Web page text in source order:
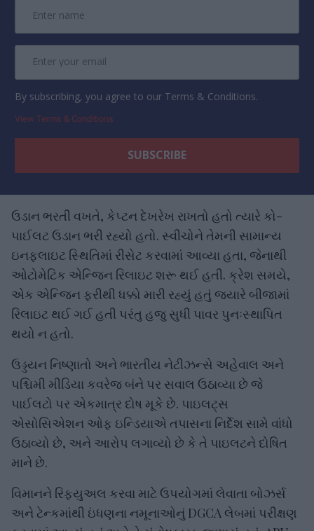
By subscribing, you agree to our Terms & Conditions.
View Terms & Conditions
ઉડાન ભરતી વખતે, કેપ્ટન દેખરેખ રાખતો હતો ત્યારે કો-
પાઈલટ ઉડાન ભરી રહ્યો હતો. સ્વીચોને તેમની સામાન્ય
ઇનફ્લાઇટ સ્થિતિમાં રીસેટ કરવામાં આવ્યા હતા, જેનાથી
ઓટોમેટિક એન્જિન રિલાઇટ શરૂ થઈ હતી. ક્રેશ સમયે,
એક એન્જિન ફરીથી ધક્કો મારી રહ્યું હતું જ્યારે બીજામાં
રિલાઇટ થઈ ગઈ હતી પરંતુ હજુ સુધી પાવર પુનઃસ્થાપિત
થયો ન હતો.
ઉડ્ડયન નિષ્ણાતો અને ભારતીય નેટીઝન્સે અહેવાલ અને
પશ્ચિમી મીડિયા કવરેજ બંને પર સવાલ ઉઠાવ્યા છે જે
પાઈલટો પર એકમાત્ર દોષ મૂકે છે. પાઇલટ્સ
એસોસિએશન ઓફ ઇન્ડિયાએ તપાસના નિર્દેશ સામે વાંધો
ઉઠાવ્યો છે, અને આરોપ લગાવ્યો છે કે તે પાઇલટને દોષિત
માને છે.
વિમાનને રિફ્યુઅલ કરવા માટે ઉપયોગમાં લેવાતા બોઝર્સ
અને ટેન્કમાંથી ઇંધણના નમૂનાઓનું DGCA લેબમાં પરીક્ષણ